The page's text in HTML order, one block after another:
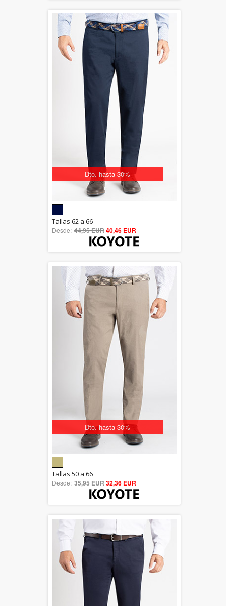
Dto. hasta 30%
out of 5
Tallas 62 a 66
Desde: 44,95 EUR40,46 EUR
Dto. hasta 30%
out of 5
Tallas 50 a 66
Desde: 35,95 EUR32,36 EUR